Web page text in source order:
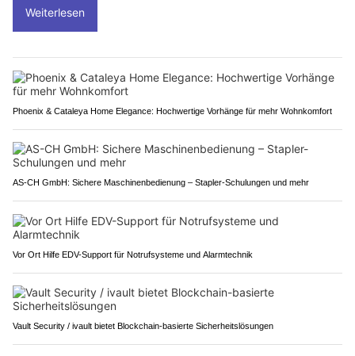
Weiterlesen
Phoenix & Cataleya Home Elegance: Hochwertige Vorhänge für mehr Wohnkomfort
AS-CH GmbH: Sichere Maschinenbedienung – Stapler-Schulungen und mehr
Vor Ort Hilfe EDV-Support für Notrufsysteme und Alarmtechnik
Vault Security / ivault bietet Blockchain-basierte Sicherheitslösungen